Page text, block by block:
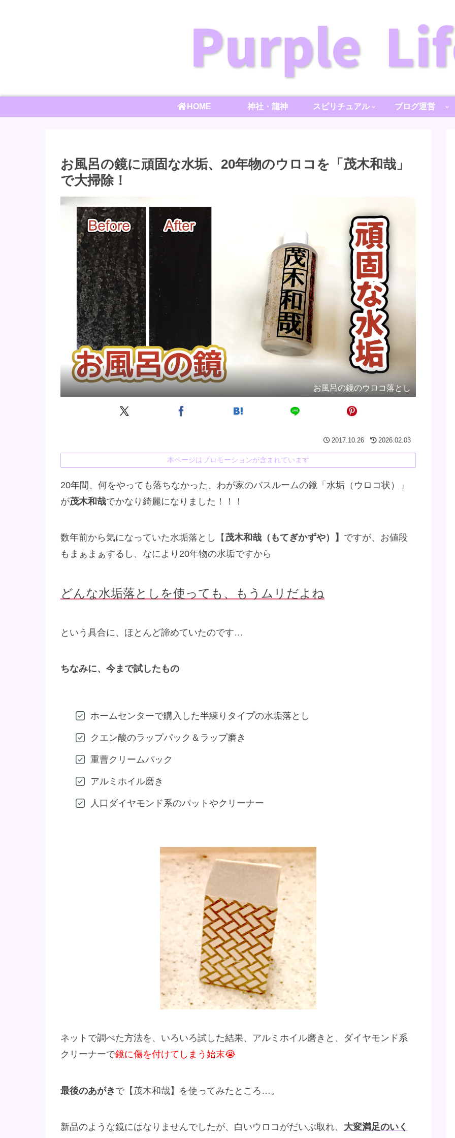
HOME 神社・龍神 スピリチュアル ブログ運営
お風呂の鏡に頑固な水垢、20年物のウロコを「茂木和哉」
で大掃除！
お風呂の鏡のウロコ落とし
2017.10.26 2026.02.03
本ページはプロモーションが含まれています
20年間、何をやっても落ちなかった、わが家のバスルームの鏡「水垢（ウロコ状）」
が茂木和哉でかなり綺麗になりました！！！
数年前から気になっていた水垢落とし【 茂木和哉（もてぎかずや）】 ですが、お値段
もまぁまぁするし、なにより20年物の水垢ですから
どんな水垢落としを使っても、もうムリだよね
という具合に、ほとんど諦めていたのです…
ちなみに、今まで試したもの
ホームセンターで購入した半練りタイプの水垢落とし
クエン酸のラップパック＆ラップ磨き
重曹クリームパック
アルミホイル磨き
人口ダイヤモンド系のパットやクリーナー
ネットで調べた方法を、いろいろ試した結果、アルミホイル磨きと、ダイヤモンド系
クリーナーで鏡に傷を付けてしまう始末😭
最後のあがき で【茂木和哉】を使ってみたところ…。
新品のような鏡にはなりませんでしたが、白いウロコがだいぶ取れ、 大変満足のいく